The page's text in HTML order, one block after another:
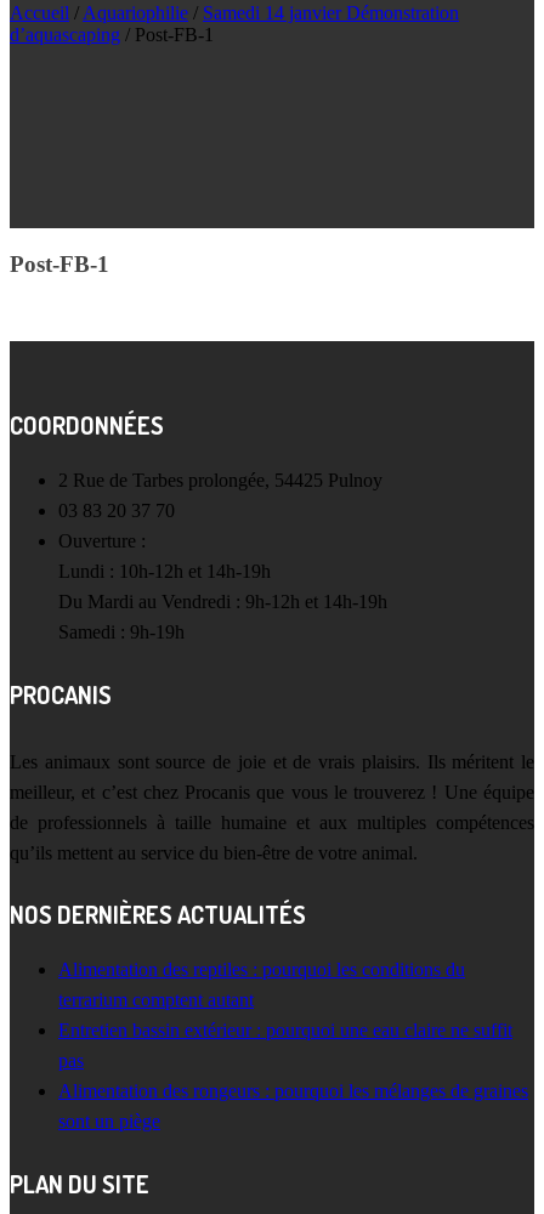
Accueil / Aquariophilie / Samedi 14 janvier Démonstration
d’aquascaping / Post-FB-1
Post-FB-1
COORDONNÉES
2 Rue de Tarbes prolongée, 54425 Pulnoy
03 83 20 37 70
Ouverture :
Lundi : 10h-12h et 14h-19h
Du Mardi au Vendredi : 9h-12h et 14h-19h
Samedi : 9h-19h
PROCANIS
Les animaux sont source de joie et de vrais plaisirs. Ils méritent le
meilleur, et c’est chez Procanis que vous le trouverez ! Une équipe
de professionnels à taille humaine et aux multiples compétences
qu’ils mettent au service du bien-être de votre animal.
NOS DERNIÈRES ACTUALITÉS
Alimentation des reptiles : pourquoi les conditions du
terrarium comptent autant
Entretien bassin extérieur : pourquoi une eau claire ne suffit
pas
Alimentation des rongeurs : pourquoi les mélanges de graines
sont un piège
PLAN DU SITE